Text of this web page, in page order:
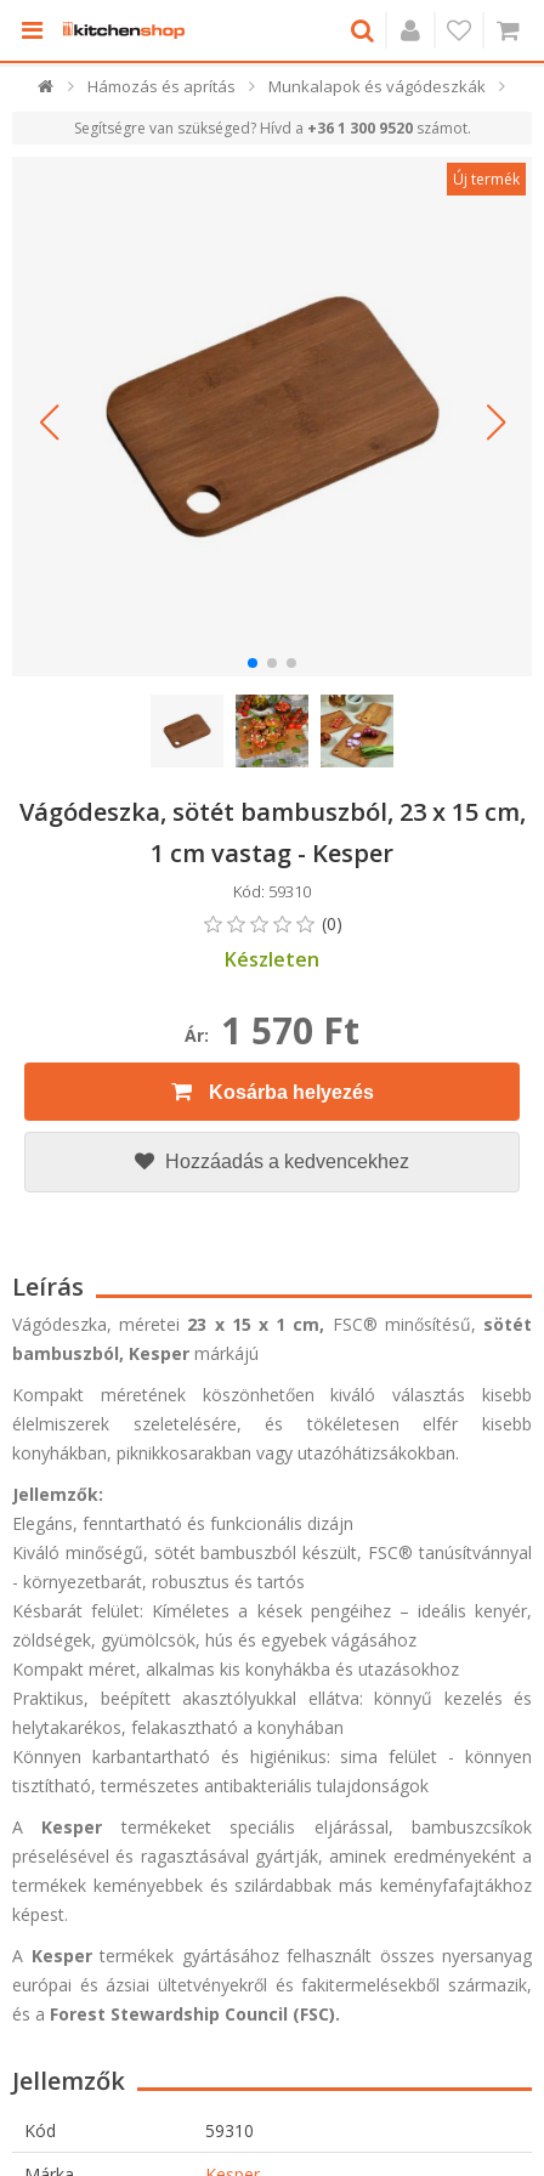
Hámozás és aprítás Munkalapok és vágódeszkák
Segítségre van szükséged? Hívd a +36 1 300 9520számot.
Új termék
Vágódeszka, sötét bambuszból, 23 x 15 cm,
1 cm vastag - Kesper
Kód: 59310
Készleten
Ár: 1 570 Ft
Kosárba helyezés
Hozzáadás a kedvencekhez
Leírás
Vágódeszka, méretei 23 x 15 x 1 cm, FSC® minősítésű, sötét
bambuszból, Kesper márkájú
Kompakt méretének köszönhetően kiváló választás kisebb
élelmiszerek szeletelésére, és tökéletesen elfér kisebb
konyhákban, piknikkosarakban vagy utazóhátizsákokban.
Jellemzők:
Elegáns, fenntartható és funkcionális dizájn
Kiváló minőségű, sötét bambuszból készült, FSC® tanúsítvánnyal
- környezetbarát, robusztus és tartós
Késbarát felület: Kíméletes a kések pengéihez – ideális kenyér,
zöldségek, gyümölcsök, hús és egyebek vágásához
Kompakt méret, alkalmas kis konyhákba és utazásokhoz
Praktikus, beépített akasztólyukkal ellátva: könnyű kezelés és
helytakarékos, felakasztható a konyhában
Könnyen karbantartható és higiénikus: sima felület - könnyen
tisztítható, természetes antibakteriális tulajdonságok
A Kesper termékeket speciális eljárással, bambuszcsíkok
préselésével és ragasztásával gyártják, aminek eredményeként a
termékek keményebbek és szilárdabbak más keményfafajtákhoz
képest.
A Kespertermékek gyártásához felhasznált összes nyersanyag
európai és ázsiai ültetvényekről és fakitermelésekből származik,
és a Forest Stewardship Council (FSC).
Jellemzők
Kód
59310